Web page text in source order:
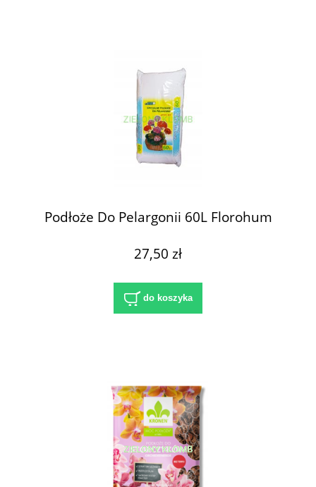
Podłoże Do Pelargonii 60L Florohum
27,50 zł
do koszyka